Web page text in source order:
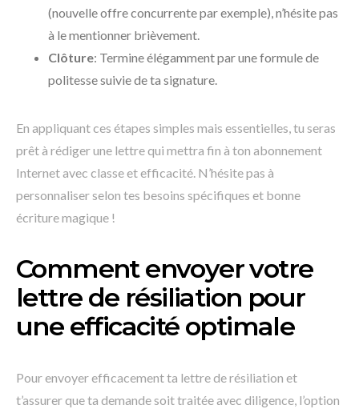
(nouvelle offre concurrente par exemple), n’hésite pas
à le mentionner brièvement.
Clôture: Termine élégamment par une formule de
politesse suivie de ta signature.
En appliquant ces étapes simples mais essentielles, tu seras
prêt à rédiger une lettre qui mettra fin à ton abonnement
Internet avec classe et efficacité. N’hésite pas à
personnaliser selon tes besoins spécifiques et bonne
écriture magique !
Comment envoyer votre
lettre de résiliation pour
une efficacité optimale
Pour envoyer efficacement ta lettre de résiliation et
t’assurer que ta demande soit traitée avec diligence, l’option